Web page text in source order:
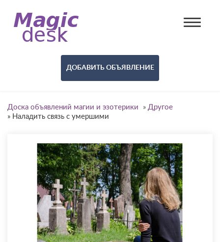
ДОБАВИТЬ ОБЪЯВЛЕНИЕ
Доска объявлений магии и эзотерики » Другое
» Наладить связь с умершими